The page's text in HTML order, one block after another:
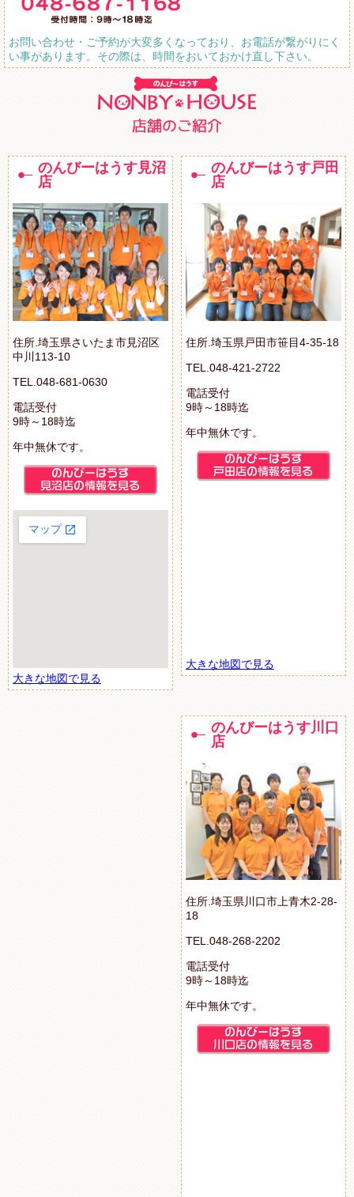
お問い合わせ・ご予約が大変多くなっており、お電話が繋がりにく
い事があります。その際は、時間をおいておかけ直し下さい。
のんびーはうす見沼
店
住所.埼玉県さいたま市見沼区
中川113-10
TEL.048-681-0630
電話受付
9時～18時迄
年中無休です。
大きな地図で見る
のんびーはうす戸田
店
住所.埼玉県戸田市笹目4-35-18
TEL.048-421-2722
電話受付
9時～18時迄
年中無休です。
大きな地図で見る
のんびーはうす川口
店
住所.埼玉県川口市上青木2-28-
18
TEL.048-268-2202
電話受付
9時～18時迄
年中無休です。